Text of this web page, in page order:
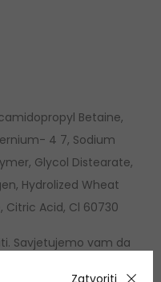
Betaine,
4 7, Sodium
Glycol Distearate,
Hydrolized Wheat
Citric Acid, Cl 60730
Savjetujemo vam da
Zatvoriti